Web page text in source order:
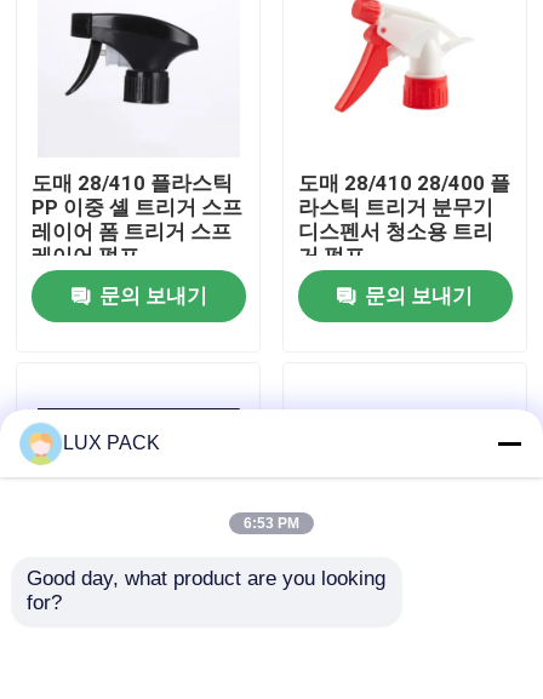
제품
우리에 대하여
공장 여행
연락주세요
경우
도매 28/410 플라스틱
PP 이중 셸 트리거 스프
레이어 폼 트리거 스프
레이어 펌프
문의 보내기
도매 28/410 28/400 플
라스틱 트리거 분무기
디스펜서 청소용 트리
거 펌프
문의 보내기
캔디 컬러 플라스틱 트
LUX PACK
6:53 PM
Good day, what product are you looking
for?